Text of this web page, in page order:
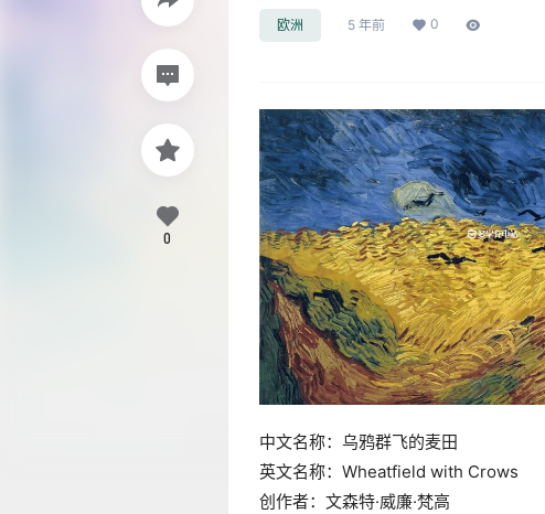
欧洲 5 年前 0
中文名称：乌鸦群飞的麦田
英文名称：Wheatfield with Crows
创作者：文森特·威廉·梵高
0